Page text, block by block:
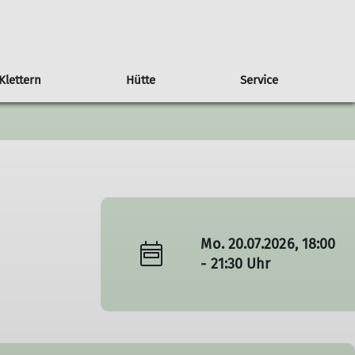
Natur
Schwierigkeitsbewertung
Klettergruppe
Klettern
Liebfrauenschule Boulderpilz
Hütte Service
Downloads & Links
Mo. 20.07.2026, 18:00
- 21:30 Uhr